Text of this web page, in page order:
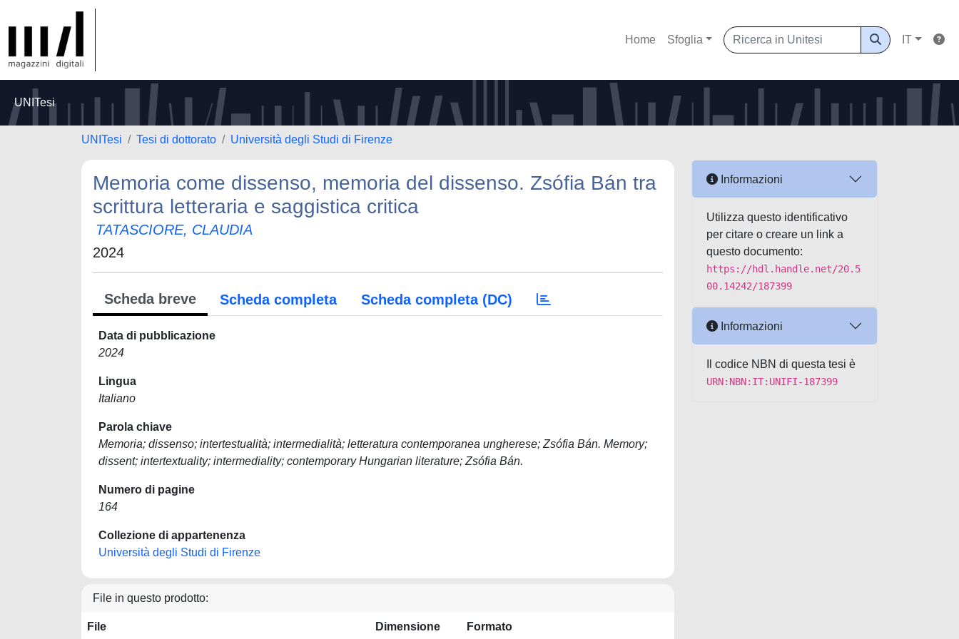
Home Sfoglia IT
UNITesi
UNITesi Tesi di dottorato Università degli Studi di Firenze
Memoria come dissenso, memoria del dissenso. Zsófia Bán tra
scrittura letteraria e saggistica critica
TATASCIORE, CLAUDIA
2024
Scheda breve Scheda completa Scheda completa (DC)
Data di pubblicazione
2024
Lingua
Italiano
Parola chiave
Memoria; dissenso; intertestualità; intermedialità; letteratura contemporanea ungherese; Zsófia Bán. Memory;
dissent; intertextuality; intermediality; contemporary Hungarian literature; Zsófia Bán.
Numero di pagine
164
Collezione di appartenenza
Università degli Studi di Firenze
File in questo prodotto:
File Dimensione Formato
Informazioni
Utilizza questo identificativo
per citare o creare un link a
questo documento:
https://hdl.handle.net/20.5
00.14242/187399
Informazioni
Il codice NBN di questa tesi è
URN:NBN:IT:UNIFI-187399